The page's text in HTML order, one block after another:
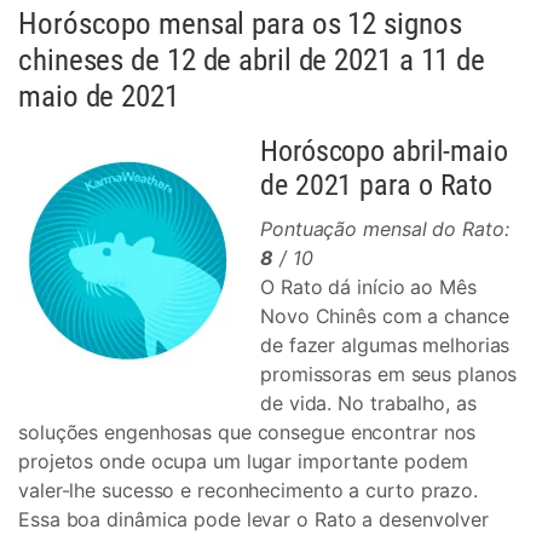
Horóscopo mensal para os 12 signos
chineses de 12 de abril de 2021 a 11 de
maio de 2021
Horóscopo abril-maio
de 2021 para o Rato
Pontuação mensal do Rato:
8 / 10
O Rato dá início ao Mês
Novo Chinês com a chance
de fazer algumas melhorias
promissoras em seus planos
de vida. No trabalho, as
soluções engenhosas que consegue encontrar nos
projetos onde ocupa um lugar importante podem
valer-lhe sucesso e reconhecimento a curto prazo.
Essa boa dinâmica pode levar o Rato a desenvolver